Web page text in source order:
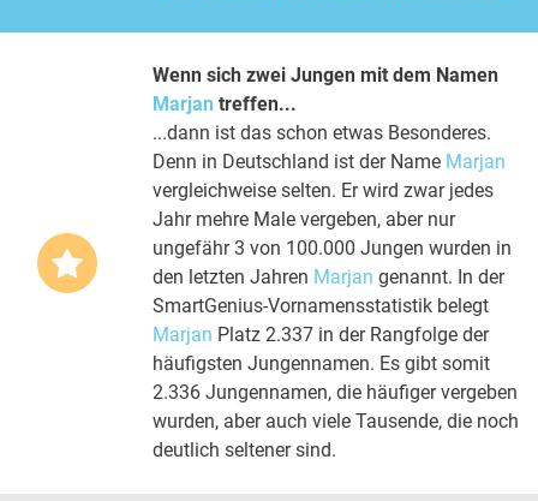
Wenn sich zwei Jungen mit dem Namen
Marjan treffen...
...dann ist das schon etwas Besonderes.
Denn in Deutschland ist der Name Marjan
vergleichweise selten. Er wird zwar jedes
Jahr mehre Male vergeben, aber nur
ungefähr 3 von 100.000 Jungen wurden in
den letzten Jahren Marjan genannt. In der
SmartGenius-Vornamensstatistik belegt
Marjan Platz 2.337 in der Rangfolge der
häufigsten Jungennamen. Es gibt somit
2.336 Jungennamen, die häufiger vergeben
wurden, aber auch viele Tausende, die noch
deutlich seltener sind.